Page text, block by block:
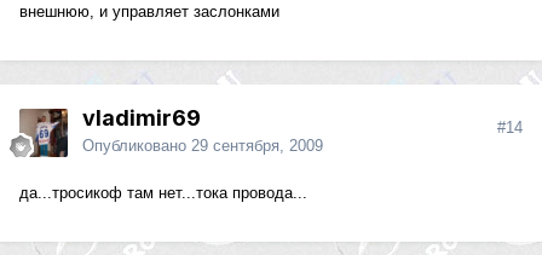
внешнюю, и управляет заслонками
vladimir69
Опубликовано 29 сентября, 2009
#14
да...тросикоф там нет...тока провода...